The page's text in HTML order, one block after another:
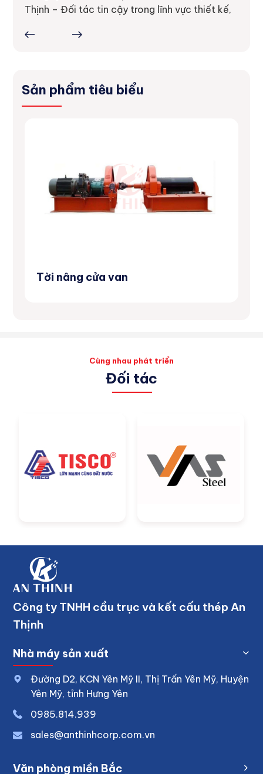
Thịnh – Đối tác tin cậy trong lĩnh vực thiết kế,
Sản phẩm tiêu biểu
Tời nâng cửa van
Cùng nhau phát triển
Đối tác
Công ty TNHH cầu trục và kết cấu thép An
Thịnh
Nhà máy sản xuất
Đường D2, KCN Yên Mỹ II, Thị Trấn Yên Mỹ, Huyện
Yên Mỹ, tỉnh Hưng Yên
0985.814.939
sales@anthinhcorp.com.vn
Văn phòng miền Bắc